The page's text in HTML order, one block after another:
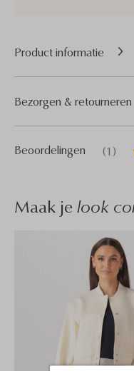
Product informatie
Beoordelingen (1)
Bezorgen & retourneren
Maak je look